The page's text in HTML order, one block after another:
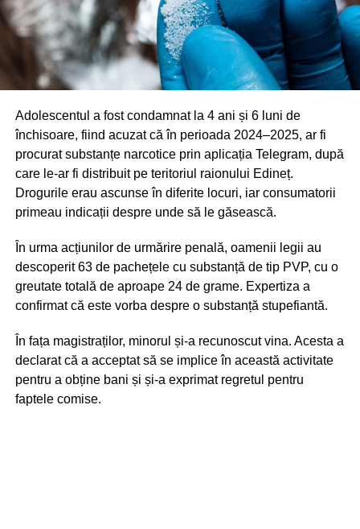
Adolescentul a fost condamnat la 4 ani și 6 luni de
închisoare, fiind acuzat că în perioada 2024–2025, ar fi
procurat substanțe narcotice prin aplicația Telegram, după
care le-ar fi distribuit pe teritoriul raionului Edineț.
Drogurile erau ascunse în diferite locuri, iar consumatorii
primeau indicații despre unde să le găsească.
În urma acțiunilor de urmărire penală, oamenii legii au
descoperit 63 de pachețele cu substanță de tip PVP, cu o
greutate totală de aproape 24 de grame. Expertiza a
confirmat că este vorba despre o substanță stupefiantă.
În fața magistraților, minorul și-a recunoscut vina. Acesta a
declarat că a acceptat să se implice în această activitate
pentru a obține bani și și-a exprimat regretul pentru
faptele comise.